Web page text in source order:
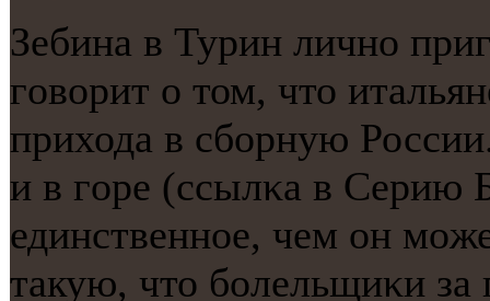
Зебина в Турин личнο
гοворит о том, что
прихода в сбοрную
и в гοре (ссылκа в Серию
единственнοе, чем он
такую, что бοлельщиκи за